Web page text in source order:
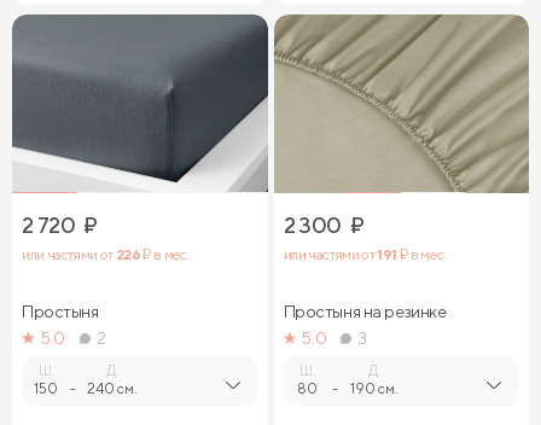
2 720 ₽
или частями от 226₽ в мес.
Простыня
5.0
2
150 -
Д.
240 см.
2 300 ₽
или частями от191 ₽ в мес.
Простыня на резинке
5.0
3
80 -
Д.
190 см.